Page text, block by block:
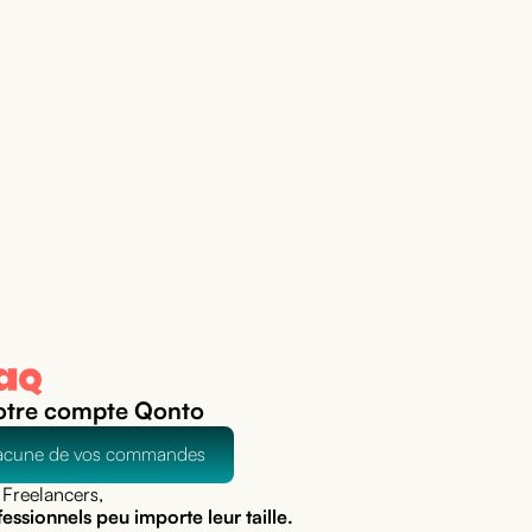
compte Qonto
de vos commandes
peu importe leur taille.